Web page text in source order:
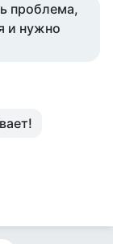
проблема,
и нужно